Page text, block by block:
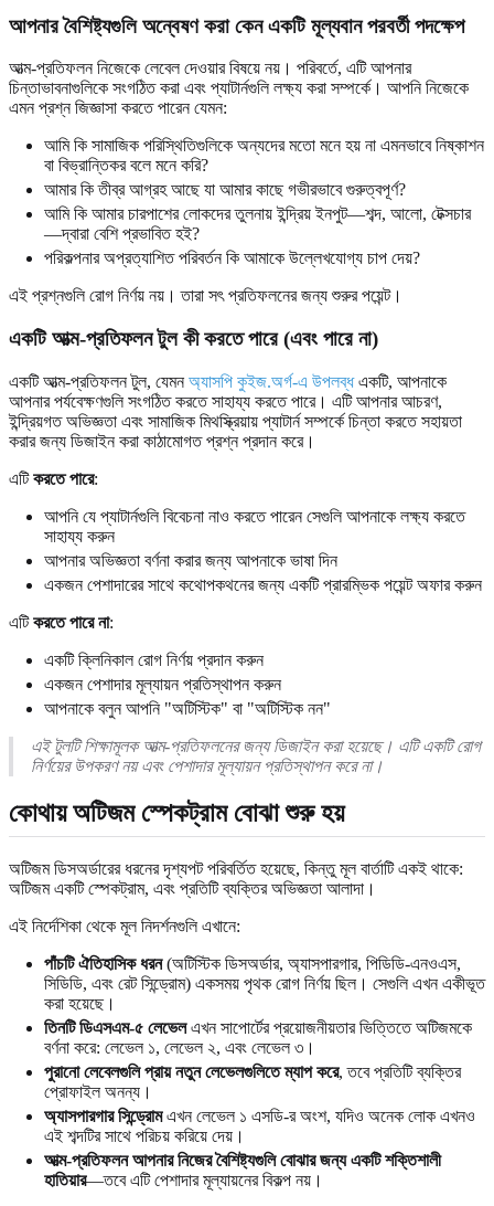
আপনার বৈশিষ্ট্যগুলি অন্বেষণ করা কেন একটি মূল্যবান পরবর্তী পদক্ষেপ
আত্ম-প্রতিফলন নিজেকে লেবেল দেওয়ার বিষয়ে নয়। পরিবর্তে, এটি আপনার
চিন্তাভাবনাগুলিকে সংগঠিত করা এবং প্যাটার্নগুলি লক্ষ্য করা সম্পর্কে। আপনি নিজেকে
এমন প্রশ্ন জিজ্ঞাসা করতে পারেন যেমন:
আমি কি সামাজিক পরিস্থিতিগুলিকে অন্যদের মতো মনে হয় না এমনভাবে নিষ্কাশন
বা বিভ্রান্তিকর বলে মনে করি?
আমার কি তীব্র আগ্রহ আছে যা আমার কাছে গভীরভাবে গুরুত্বপূর্ণ?
আমি কি আমার চারপাশের লোকদের তুলনায় ইন্দ্রিয় ইনপুট—শব্দ, আলো, টেক্সচার
—দ্বারা বেশি প্রভাবিত হই?
পরিকল্পনার অপ্রত্যাশিত পরিবর্তন কি আমাকে উল্লেখযোগ্য চাপ দেয়?
এই প্রশ্নগুলি রোগ নির্ণয় নয়। তারা সৎ প্রতিফলনের জন্য শুরুর পয়েন্ট।
একটি আত্ম-প্রতিফলন টুল কী করতে পারে (এবং পারে না)
একটি আত্ম-প্রতিফলন টুল, যেমনঅ্যাসপি কুইজ.অর্গ-এ উপলব্ধএকটি, আপনাকে
আপনার পর্যবেক্ষণগুলি সংগঠিত করতে সাহায্য করতে পারে। এটি আপনার আচরণ,
ইন্দ্রিয়গত অভিজ্ঞতা এবং সামাজিক মিথস্ক্রিয়ায় প্যাটার্ন সম্পর্কে চিন্তা করতে সহায়তা
করার জন্য ডিজাইন করা কাঠামোগত প্রশ্ন প্রদান করে।
এটিকরতে পারে:
আপনি যে প্যাটার্নগুলি বিবেচনা নাও করতে পারেন সেগুলি আপনাকে লক্ষ্য করতে
সাহায্য করুন
আপনার অভিজ্ঞতা বর্ণনা করার জন্য আপনাকে ভাষা দিন
একজন পেশাদারের সাথে কথোপকথনের জন্য একটি প্রারম্ভিক পয়েন্ট অফার করুন
এটিকরতে পারে না:
একটি ক্লিনিকাল রোগ নির্ণয় প্রদান করুন
একজন পেশাদার মূল্যায়ন প্রতিস্থাপন করুন
আপনাকে বলুন আপনি "অটিস্টিক" বা "অটিস্টিক নন"
এই টুলটি শিক্ষামূলক আত্ম-প্রতিফলনের জন্য ডিজাইন করা হয়েছে। এটি একটি রোগ
নির্ণয়ের উপকরণ নয় এবং পেশাদার মূল্যায়ন প্রতিস্থাপন করে না।
কোথায় অটিজম স্পেকট্রাম বোঝা শুরু হয়
অটিজম ডিসঅর্ডারের ধরনের দৃশ্যপট পরিবর্তিত হয়েছে, কিন্তু মূল বার্তাটি একই থাকে:
অটিজম একটি স্পেকট্রাম, এবং প্রতিটি ব্যক্তির অভিজ্ঞতা আলাদা।
এই নির্দেশিকা থেকে মূল নিদর্শনগুলি এখানে:
পাঁচটি ঐতিহাসিক ধরন(অটিস্টিক ডিসঅর্ডার, অ্যাসপারগার, পিডিডি-এনওএস,
সিডিডি, এবং রেট সিন্ড্রোম) একসময় পৃথক রোগ নির্ণয় ছিল। সেগুলি এখন একীভূত
করা হয়েছে।
তিনটি ডিএসএম-৫ লেভেলএখন সাপোর্টের প্রয়োজনীয়তার ভিত্তিতে অটিজমকে
বর্ণনা করে: লেভেল ১, লেভেল ২, এবং লেভেল ৩।
পুরানো লেবেলগুলি প্রায় নতুন লেভেলগুলিতে ম্যাপ করে, তবে প্রতিটি ব্যক্তির
প্রোফাইল অনন্য।
অ্যাসপারগার সিন্ড্রোমএখন লেভেল ১ এসডি-র অংশ, যদিও অনেক লোক এখনও
এই শব্দটির সাথে পরিচয় করিয়ে দেয়।
আত্ম-প্রতিফলন আপনার নিজের বৈশিষ্ট্যগুলি বোঝার জন্য একটি শক্তিশালী
হাতিয়ার—তবে এটি পেশাদার মূল্যায়নের বিকল্প নয়।